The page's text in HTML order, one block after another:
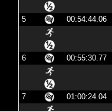
5
00:54:44.06
6
00:55:30.77
7
01:00:24.04